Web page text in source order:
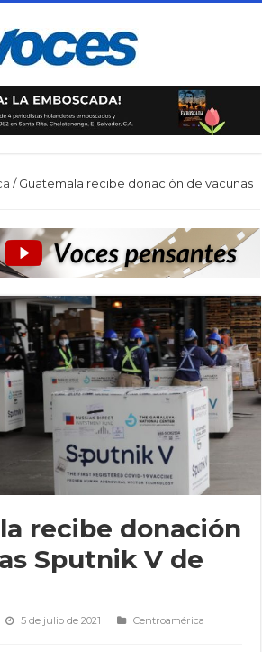
/ Guatemala recibe donación de vacunas
recibe donación
Sputnik V de
5 de julio de 2021
Centroamérica